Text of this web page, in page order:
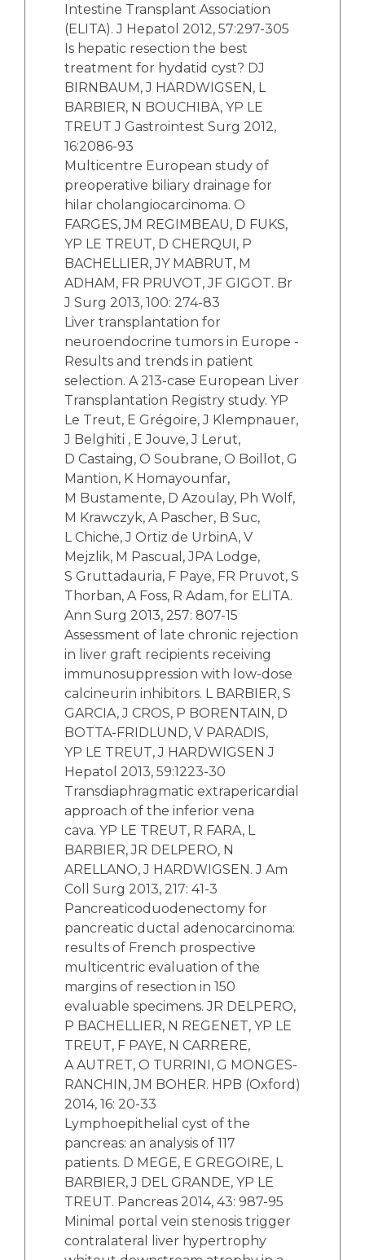
Intestine Transplant Association
(ELITA). J Hepatol 2012, 57:297-305
Is hepatic resection the best
treatment for hydatid cyst? DJ
BIRNBAUM, J HARDWIGSEN, L
BARBIER, N BOUCHIBA, YP LE
TREUT J Gastrointest Surg 2012,
16:2086-93
Multicentre European study of
preoperative biliary drainage for
hilar cholangiocarcinoma. O
FARGES, JM REGIMBEAU, D FUKS,
YP LE TREUT, D CHERQUI, P
BACHELLIER, JY MABRUT, M
ADHAM, FR PRUVOT, JF GIGOT. Br
J Surg 2013, 100: 274-83
Liver transplantation for
neuroendocrine tumors in Europe -
Results and trends in patient
selection. A 213-case European Liver
Transplantation Registry study. YP
Le Treut, E Grégoire, J Klempnauer,
J Belghiti , E Jouve, J Lerut,
D Castaing, O Soubrane, O Boillot, G
Mantion, K Homayounfar,
M Bustamente, D Azoulay, Ph Wolf,
M Krawczyk, A Pascher, B Suc,
L Chiche, J Ortiz de UrbinA, V
Mejzlik, M Pascual, JPA Lodge,
S Gruttadauria, F Paye, FR Pruvot, S
Thorban, A Foss, R Adam, for ELITA.
Ann Surg 2013, 257: 807-15
Assessment of late chronic rejection
in liver graft recipients receiving
immunosuppression with low-dose
calcineurin inhibitors. L BARBIER, S
GARCIA, J CROS, P BORENTAIN, D
BOTTA-FRIDLUND, V PARADIS,
YP LE TREUT, J HARDWIGSEN J
Hepatol 2013, 59:1223-30
Transdiaphragmatic extrapericardial
approach of the inferior vena
cava. YP LE TREUT, R FARA, L
BARBIER, JR DELPERO, N
ARELLANO, J HARDWIGSEN. J Am
Coll Surg 2013, 217: 41-3
Pancreaticoduodenectomy for
pancreatic ductal adenocarcinoma:
results of French prospective
multicentric evaluation of the
margins of resection in 150
evaluable specimens. JR DELPERO,
P BACHELLIER, N REGENET, YP LE
TREUT, F PAYE, N CARRERE,
A AUTRET, O TURRINI, G MONGES-
RANCHIN, JM BOHER. HPB (Oxford)
2014, 16: 20-33
Lymphoepithelial cyst of the
pancreas: an analysis of 117
patients. D MEGE, E GREGOIRE, L
BARBIER, J DEL GRANDE, YP LE
TREUT. Pancreas 2014, 43: 987-95
Minimal portal vein stenosis trigger
contralateral liver hypertrophy